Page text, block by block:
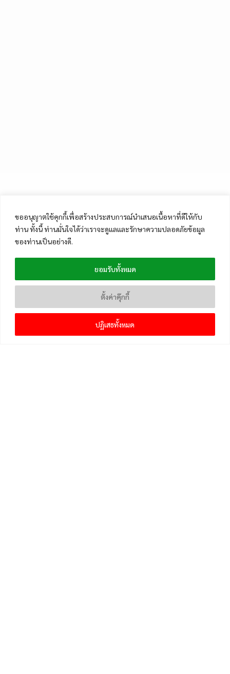
ขออนุญาตใช้คุกกี้เพื่อสร้างประสบการณ์นำเสนอเนื้อหาที่ดีให้กับ
ท่าน ทั้งนี้ ท่านมั่นใจได้ว่าเราจะดูแลและรักษาความปลอดภัยข้อมูล
ของท่านเป็นอย่างดี.
ตั้งค่าคุ๊กกี้
ปฏิเสธทั้งหมด
ยอมรับทั้งหมด